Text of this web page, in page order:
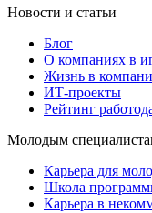
Новости и статьи
Блог
О компаниях в
Жизнь в
ИТ-проекты
Рейтинг
Молодым
Карьера для
Школа
Карьера в